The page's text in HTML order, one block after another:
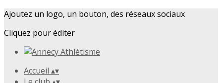
Ajoutez un logo, un bouton, des réseaux sociaux
Cliquez pour éditer
Accueil ▴▾